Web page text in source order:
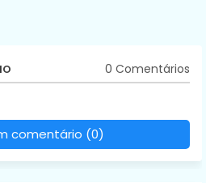
0 Comentários
comentário (0)